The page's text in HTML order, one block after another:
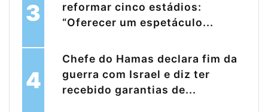
3
reformar cinco estádios:
“Oferecer um espetáculo...
4
Chefe do Hamas declara fim da
guerra com Israel e diz ter
recebido garantias de...